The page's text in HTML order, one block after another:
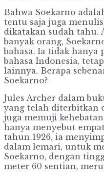
Bahwa Soekarno
tentu saja juga
dikatakan sudah tahu.
banyak orang,
bahasa. Ia tidak hanya
bahasa Indonesia,
lainnya. Berapa
Soekarno?
Jules Archer dalam
yang telah diterbitkan
juga memuji
hanya menyebut
tahun 1926, ia
dalam lemari, untuk
Soekarno, dengan
meter 60 sentian,